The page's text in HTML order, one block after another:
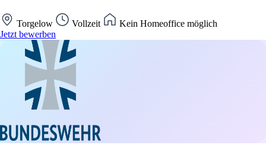
Torgelow Vollzeit
Kein Homeoffice möglich
Jetzt bewerben